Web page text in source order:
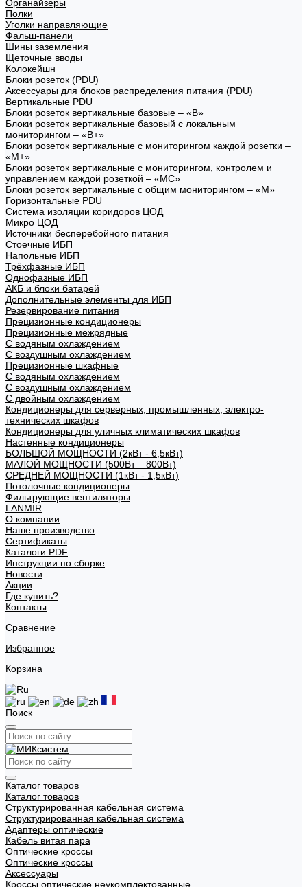
Органайзеры
Полки
Уголки направляющие
Фальш-панели
Шины заземления
Щеточные вводы
Колокейшн
Блоки розеток (PDU)
Аксессуары для блоков распределения питания (PDU)
Вертикальные PDU
Блоки розеток вертикальные базовые – «В»
Блоки розеток вертикальные базовый с локальным
мониторингом – «В+»
Блоки розеток вертикальные с мониторингом каждой розетки –
«М+»
Блоки розеток вертикальные с мониторингом, контролем и
управлением каждой розеткой – «МС»
Блоки розеток вертикальные с общим мониторингом – «М»
Горизонтальные PDU
Система изоляции коридоров ЦОД
Микро ЦОД
Источники бесперебойного питания
Стоечные ИБП
Напольные ИБП
Трёхфазные ИБП
Однофазные ИБП
АКБ и блоки батарей
Дополнительные элементы для ИБП
Резервирование питания
Прецизионные кондиционеры
Прецизионные межрядные
С водяным охлаждением
С воздушным охлаждением
Прецизионные шкафные
С водяным охлаждением
С воздушным охлаждением
С двойным охлаждением
Кондиционеры для серверных, промышленных, электро-
технических шкафов
Кондиционеры для уличных климатических шкафов
Настенные кондиционеры
БОЛЬШОЙ МОЩНОСТИ (2кВт - 6,5кВт)
МАЛОЙ МОЩНОСТИ (500Вт – 800Вт)
СРЕДНЕЙ МОЩНОСТИ (1кВт - 1,5кВт)
Потолочные кондиционеры
Фильтрующие вентиляторы
LANMIR
О компании
Наше производство
Сертификаты
Каталоги PDF
Инструкции по сборке
Новости
Акции
Где купить?
Контакты
Сравнение
Избранное
Корзина
Поиск
Каталог товаров
Каталог товаров
Структурированная кабельная система
Структурированная кабельная система
Адаптеры оптические
Кабель витая пара
Оптические кроссы
Оптические кроссы
Аксессуары
Кроссы оптические неукомплектованные